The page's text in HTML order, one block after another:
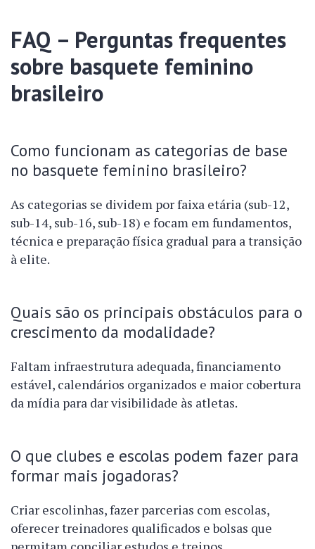
FAQ – Perguntas frequentes
sobre basquete feminino
brasileiro
Como funcionam as categorias de base
no basquete feminino brasileiro?
As categorias se dividem por faixa etária (sub-12,
sub-14, sub-16, sub-18) e focam em fundamentos,
técnica e preparação física gradual para a transição
à elite.
Quais são os principais obstáculos para o
crescimento da modalidade?
Faltam infraestrutura adequada, financiamento
estável, calendários organizados e maior cobertura
da mídia para dar visibilidade às atletas.
O que clubes e escolas podem fazer para
formar mais jogadoras?
Criar escolinhas, fazer parcerias com escolas,
oferecer treinadores qualificados e bolsas que